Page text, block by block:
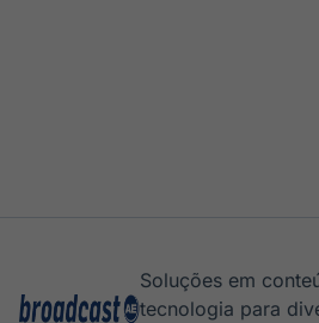
Soluções em
tecnologia para